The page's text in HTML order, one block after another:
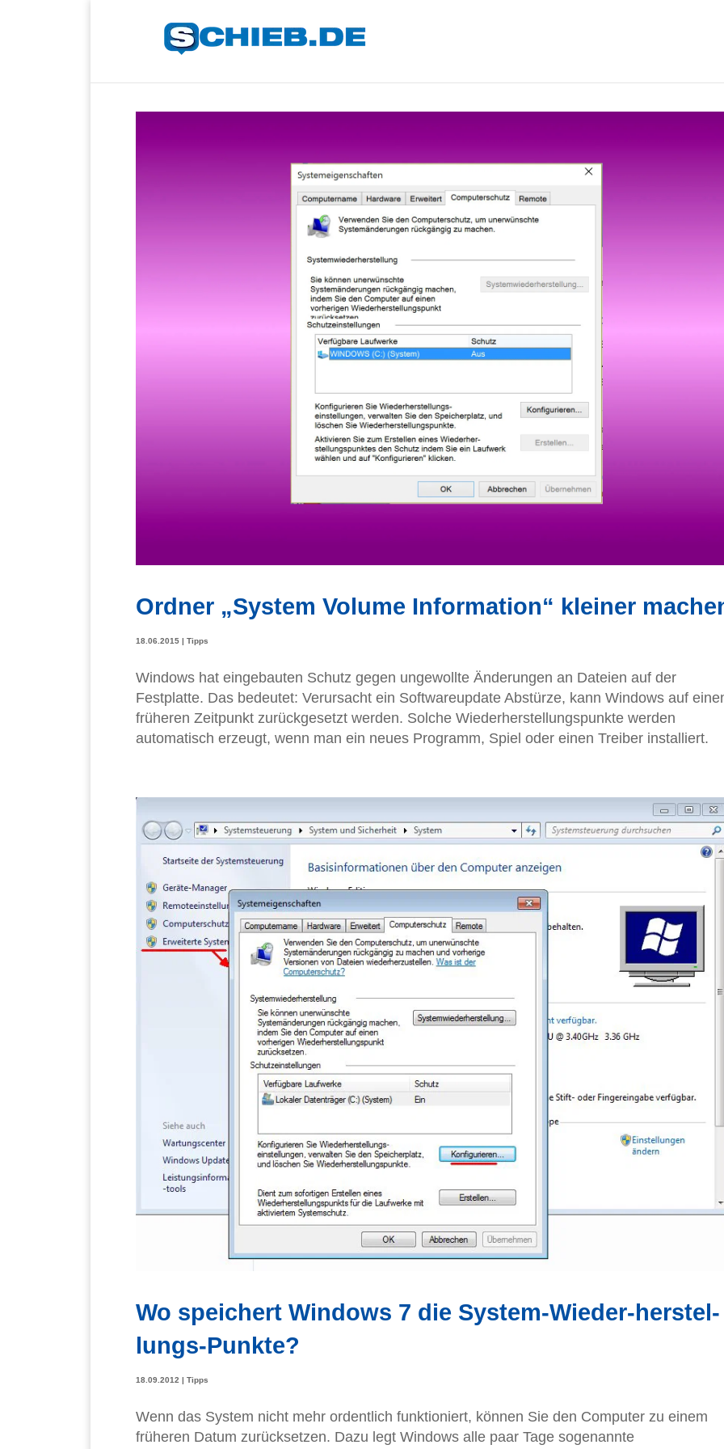
Ordner „System Volume Information“ kleiner
18.06.2015 | Tipps
Windows hat eingebauten Schutz gegen ungewollte Änderungen an Dateien auf der
Festplatte. Das bedeutet: Verursacht ein Softwareupdate Abstürze, kann Windows auf
früheren Zeitpunkt zurückgesetzt werden. Solche Wiederherstellungspunkte werden
automatisch erzeugt, wenn man ein neues Programm, Spiel oder einen Treiber installiert.
Wo speichert Windows 7 die System-­Wieder­-herstel­
lungs-Punkte?
18.09.2012 | Tipps
Wenn das System nicht mehr ordentlich funktioniert, können Sie den Computer zu einem
früheren Datum zurücksetzen. Dazu legt Windows alle paar Tage sogenannte